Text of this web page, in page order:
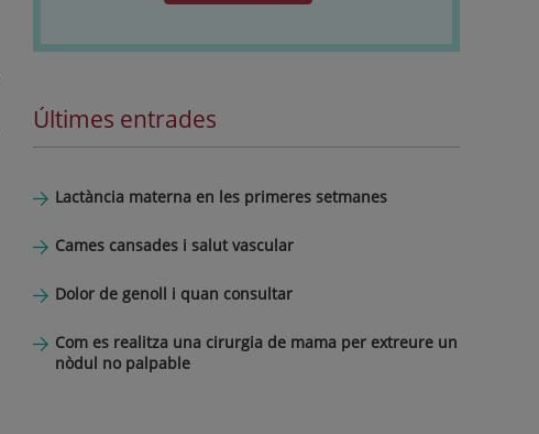
Últimes entrades
Lactància materna en les primeres setmanes
Cames cansades i salut vascular
Dolor de genoll i quan consultar
Com es realitza una cirurgia de mama per extreure un
nòdul no palpable